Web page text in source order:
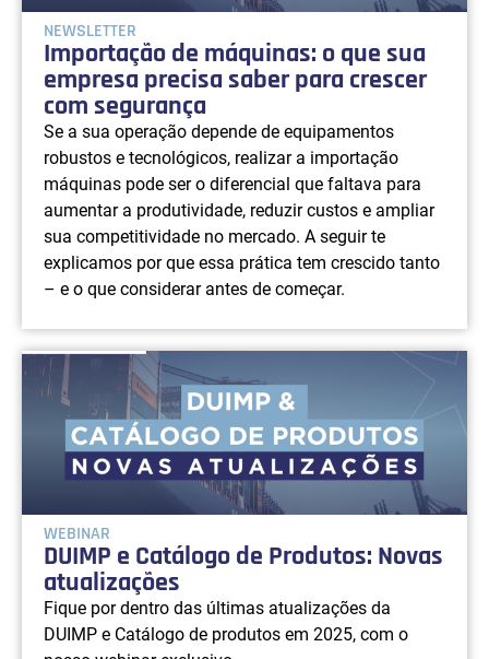
NEWSLETTER
Importação de máquinas: o que sua
empresa precisa saber para crescer
com segurança
Se a sua operação depende de equipamentos
robustos e tecnológicos, realizar a importação
máquinas pode ser o diferencial que faltava para
aumentar a produtividade, reduzir custos e ampliar
sua competitividade no mercado. A seguir te
explicamos por que essa prática tem crescido tanto
– e o que considerar antes de começar.
WEBINAR
DUIMP e Catálogo de Produtos: Novas
atualizações
Fique por dentro das últimas atualizações da
DUIMP e Catálogo de produtos em 2025, com o